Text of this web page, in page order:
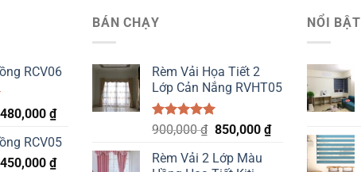
RCV06
Original
was:
520,000 ₫.
480,000 ₫Current
is:
480,000 ₫.
RCV05
Original
450,000 ₫Current
BÁN CHẠY
Rèm Vải Họa Tiết 2
Lớp Cản Nắng RVHT05
Được xếp
5.00
5 sao
900,000₫ Original
was:
850,000 ₫Current
Rèm Vải 2 Lớp Màu
NỔI BẬT